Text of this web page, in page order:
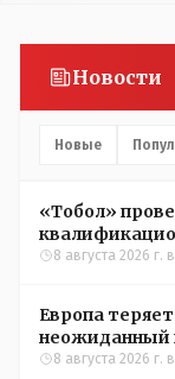
Новости
Новые
«Тобол»
УЕФА
8 августа 2026 г.
Европа
неожиданный
8 августа 2026 г.